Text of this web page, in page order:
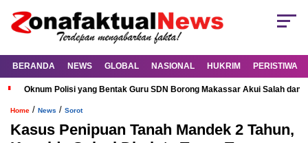
BERANDA NEWS GLOBAL NASIONAL HUKRIM PERISTIWA
Oknum Polisi yang Bentak Guru SDN Borong Makassar Akui Salah dan
Home / News / Sorot
Kasus Penipuan Tanah Mandek 2 Tahun,